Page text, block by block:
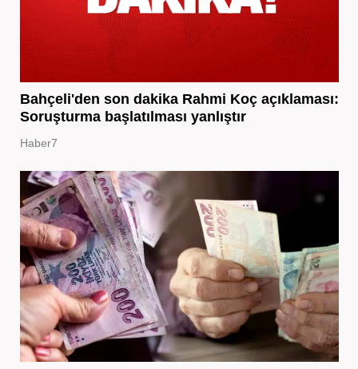
Bahçeli'den son dakika Rahmi Koç açıklaması:
Soruşturma başlatılması yanlıştır
Haber7